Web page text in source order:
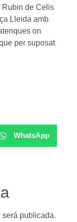
Rubin de Celis
Lleida amb
on
per suposat
WhatsApp
será publicada.